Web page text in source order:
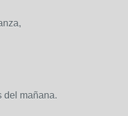
del mañana.